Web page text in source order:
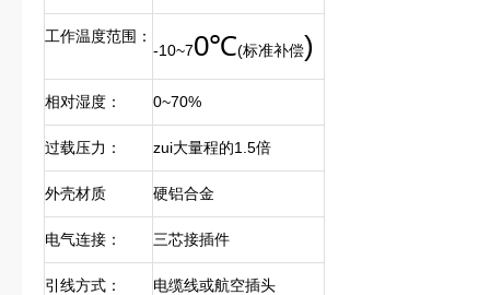
工作温度范围：
-10~70℃(标准补偿)
相对湿度： 0~70%
过载压力： zui大量程的1.5倍
外壳材质 硬铝合金
电气连接： 三芯接插件
引线方式： 电缆线或航空插头